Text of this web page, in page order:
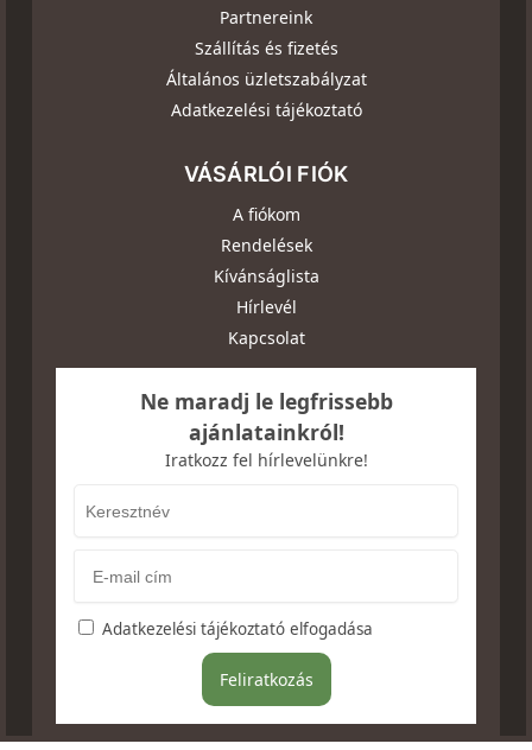
Partnereink
Szállítás és fizetés
Általános üzletszabályzat
Adatkezelési tájékoztató
VÁSÁRLÓI FIÓK
A fiókom
Rendelések
Kívánságlista
Hírlevél
Kapcsolat
Ne maradj le legfrissebb
ajánlatainkról!
Iratkozz fel hírlevelünkre!
Adatkezelési tájékoztató elfogadása